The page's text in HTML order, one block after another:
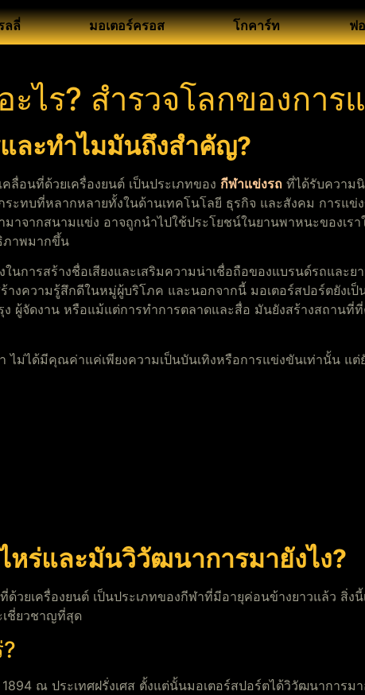
ลลี่ มอเตอร์ครอส โกคาร์ท ฟ
ะไร? สำรวจโลกของกา
ละทำไมมันถึงสำคัญ?
อนที่ด้วยเครื่องยนต์ เป็นประเภทของ กีฬาแข่งรถ ที่ได้รับความ
ะทบที่หลากหลายทั้งในด้านเทคโนโลยี ธุรกิจ และสังคม การแข่
าจากสนามแข่ง อาจถูกนำไปใช้ประโยชน์ในยานพาหนะของเร
ภาพมากขึ้น
ในการสร้างชื่อเสียงและเสริมความน่าเชื่อถือของแบรนด์รถแล
างความรู้สึกดีในหมู่ผู้บริโภค และนอกจากนี้ มอเตอร์สปอร์ตยัง
ผู้จัดงาน หรือแม้แต่การทำการตลาดและสื่อ มันยังสร้างสถานที่
ไม่ได้มีคุณค่าแค่เพียงความเป็นบันเทิงหรือการแข่งขันเท่านั้น แ
หร่และมันวิวัฒนาการมายังไง?
วยเครื่องยนต์ เป็นประเภทของกีฬาที่มีอายุค่อนข้างยาวแล้ว สิ่
เชี่ยวชาญที่สุด
ณ ประเทศฝรั่งเศส ตั้งแต่นั้นมอเตอร์สปอร์ตได้วิวัฒนาการ